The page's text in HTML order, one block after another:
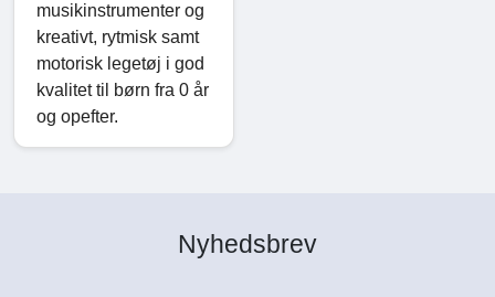
musikinstrumenter og
kreativt, rytmisk samt
motorisk legetøj i god
kvalitet til børn fra 0 år
og opefter.
Nyhedsbrev